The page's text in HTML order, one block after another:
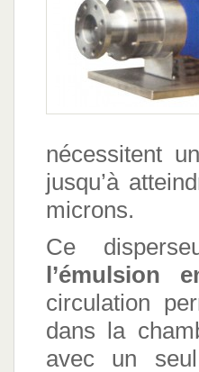
nécessitent
jusqu’à
microns.
Ce
l’émulsion
circulation
dans la
avec un